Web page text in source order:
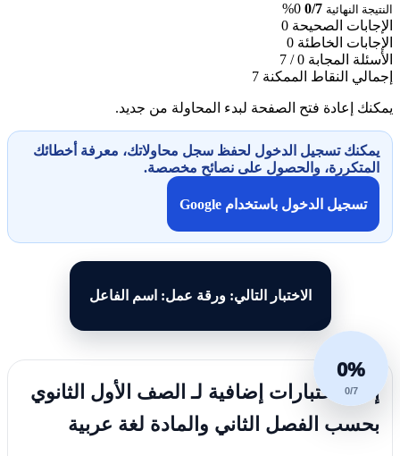
النتيجة النهائية 0/7
0%
الإجابات الصحيحة 0
الإجابات الخاطئة 0
الأسئلة المجابة 0 / 7
إجمالي النقاط الممكنة 7
يمكنك إعادة فتح الصفحة لبدء المحاولة من جديد.
يمكنك تسجيل الدخول لحفظ سجل محاولاتك، معرفة أخطائك
المتكررة، والحصول على نصائح مخصصة.
تسجيل الدخول باستخدام Google
الاختبار التالي: ورقة عمل: اسم الفاعل
0%
0/7
إليك اختبارات إضافية لـ الصف الأول الثانوي
بحسب الفصل الثاني والمادة لغة عربية